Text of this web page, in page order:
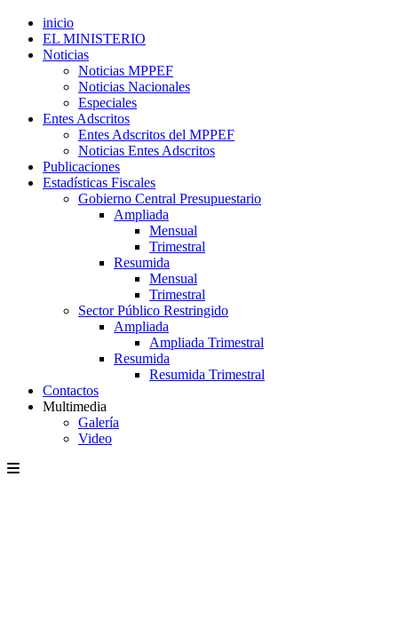
inicio
EL MINISTERIO
Noticias
Noticias MPPEF
Noticias Nacionales
Especiales
Entes Adscritos
Entes Adscritos del MPPEF
Noticias Entes Adscritos
Publicaciones
Estadísticas Fiscales
Gobierno Central Presupuestario
Ampliada
Mensual
Trimestral
Resumida
Mensual
Trimestral
Sector Público Restringido
Ampliada
Ampliada Trimestral
Resumida
Resumida Trimestral
Contactos
Multimedia
Galería
Video